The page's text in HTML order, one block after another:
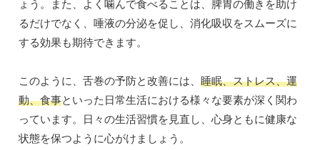
ょう。また、よく噛んで食べることは、脾胃の働きを助け
るだけでなく、唾液の分泌を促し、消化吸収をスムーズに
する効果も期待できます。
このように、舌巻の予防と改善には、 睡眠、ストレス、運
動、食事といった日常生活における様々な要素が深く関わ
っています。日々の生活習慣を見直し、心身ともに健康な
状態を保つように心がけましょう。